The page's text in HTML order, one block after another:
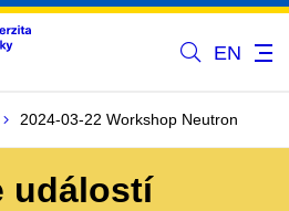
EN
2024-03-22 Workshop Neutron
událostí